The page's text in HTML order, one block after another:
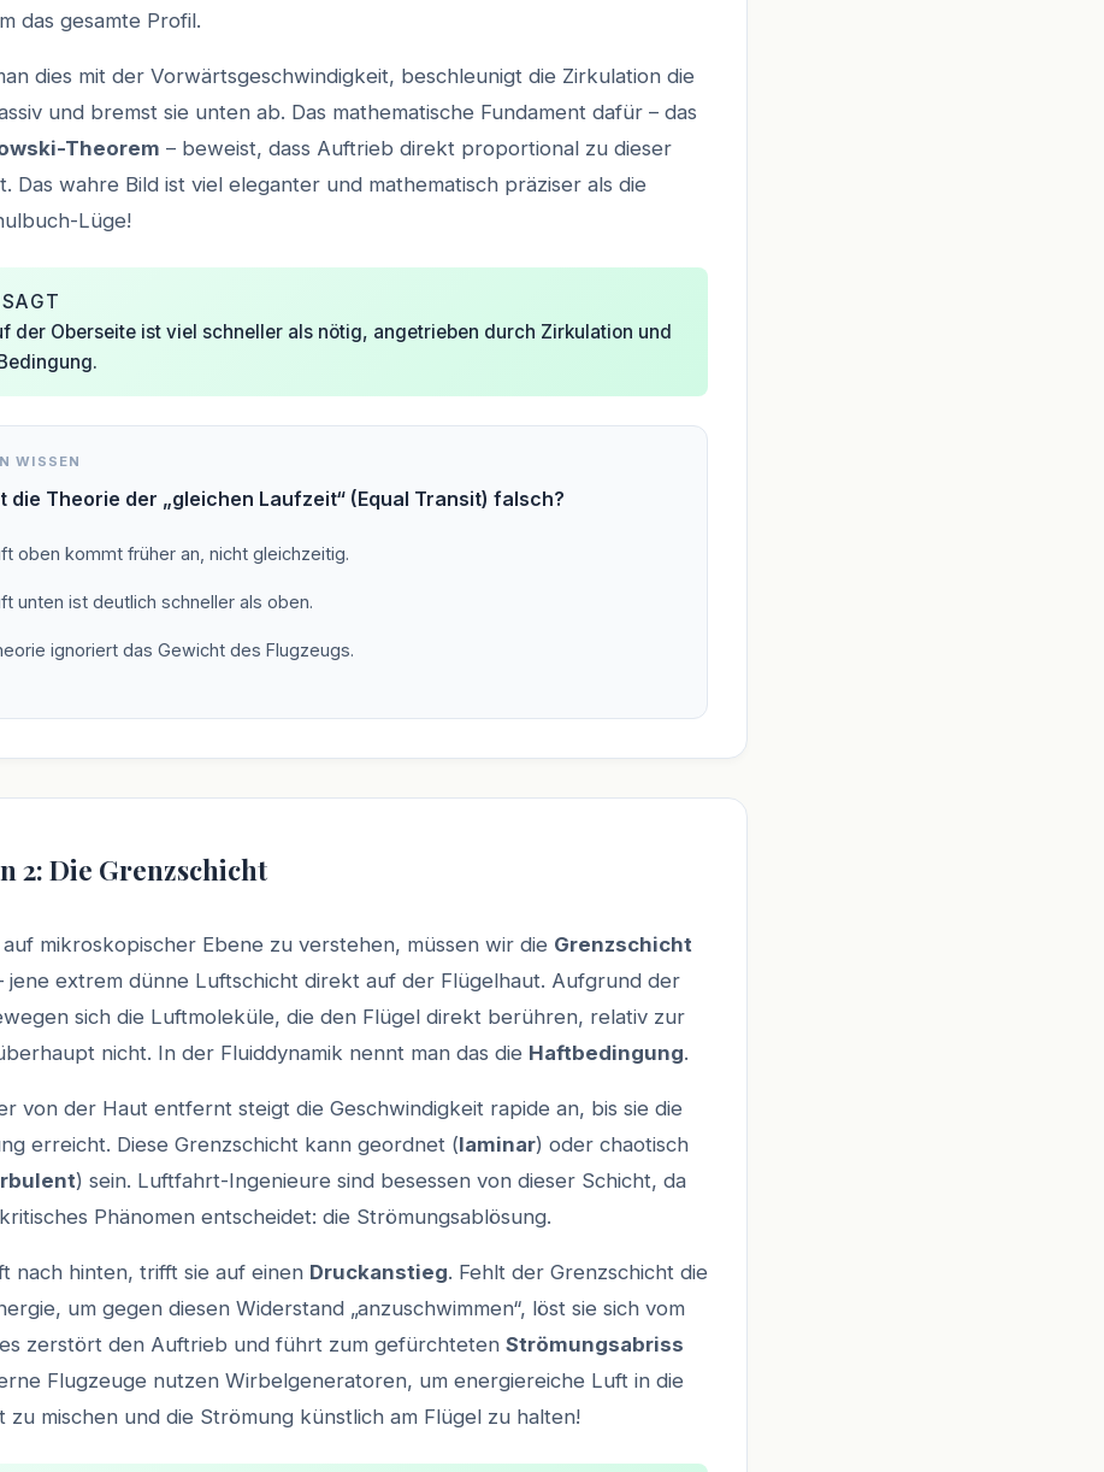
das gesamte Profil.
dies mit der Vorwärtsgeschwindigkeit, beschleunigt die Zirkulation die
und bremst sie unten ab. Das mathematische Fundament dafür – das
Theorem – beweist, dass Auftrieb direkt proportional zu dieser
Das wahre Bild ist viel eleganter und mathematisch präziser als die
Lüge!
der Oberseite ist viel schneller als nötig, angetrieben durch Zirkulation und
WISSEN
die Theorie der „gleichen Laufzeit“ (Equal Transit) falsch?
oben kommt früher an, nicht gleichzeitig.
unten ist deutlich schneller als oben.
ignoriert das Gewicht des Flugzeugs.
2: Die Grenzschicht
mikroskopischer Ebene zu verstehen, müssen wir die Grenzschicht
jene extrem dünne Luftschicht direkt auf der Flügelhaut. Aufgrund der
sich die Luftmoleküle, die den Flügel direkt berühren, relativ zur
nicht. In der Fluiddynamik nennt man das die Haftbedingung.
von der Haut entfernt steigt die Geschwindigkeit rapide an, bis sie die
erreicht. Diese Grenzschicht kann geordnet (laminar) oder chaotisch
) sein. Luftfahrt-Ingenieure sind besessen von dieser Schicht, da
Phänomen entscheidet: die Strömungsablösung.
nach hinten, trifft sie auf einen Druckanstieg. Fehlt der Grenzschicht die
um gegen diesen Widerstand „anzuschwimmen“, löst sie sich vom
zerstört den Auftrieb und führt zum gefürchteten Strömungsabriss
Flugzeuge nutzen Wirbelgeneratoren, um energiereiche Luft in die
zu mischen und die Strömung künstlich am Flügel zu halten!